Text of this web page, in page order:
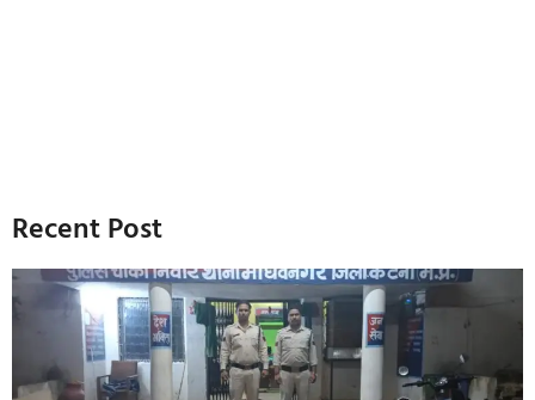
Recent Post